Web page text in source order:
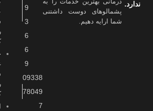
ندارد.
پشمالوهای دوست داشتنی
شما ارايه دهیم.
9
3
6
6
9
09338
78049
7